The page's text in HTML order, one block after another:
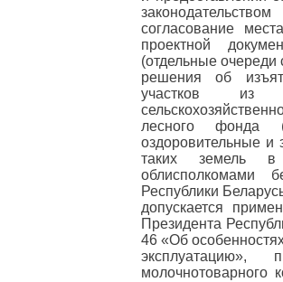
согласование
проектной
(отдельные очереди
решения об
участков из
лесного фонда
оздоровительные и
таких земель в
облисполкомами
Республики
допускается
Президента
46 «Об
эксплуатацию»,
молочнотоварного